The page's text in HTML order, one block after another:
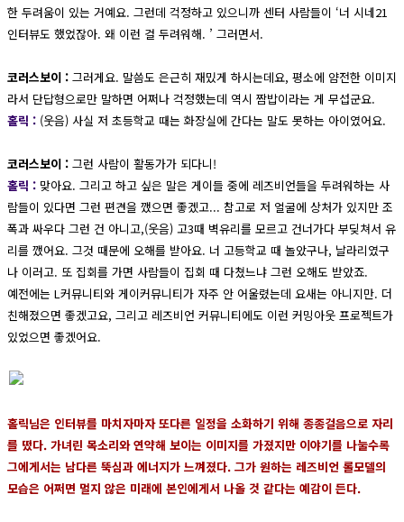
한 두려움이 있는 거예요. 그런데 걱정하고 있으니까 센터 사람들이 ‘너 시네21
인터뷰도 했었잖아. 왜 이런 걸 두려워해. ’ 그러면서.
코러스보이 : 그러게요. 말씀도 은근히 재밌게 하시는데요, 평소에 얌전한 이미지
라서 단답형으로만 말하면 어쩌나 걱정했는데 역시 짬밥이라는 게 무섭군요.
홀릭 : (웃음) 사실 저 초등학교 때는 화장실에 간다는 말도 못하는 아이였어요.
코러스보이 : 그런 사람이 활동가가 되다니!
홀릭 : 맞아요. 그리고 하고 싶은 말은 게이들 중에 레즈비언들을 두려워하는 사
람들이 있다면 그런 편견을 깼으면 좋겠고... 참고로 저 얼굴에 상처가 있지만 조
폭과 싸우다 그런 건 아니고,(웃음) 고3때 벽유리를 모르고 건너가다 부딪쳐서 유
리를 깼어요. 그것 때문에 오해를 받아요. 너 고등학교 때 놀았구나, 날라리였구
나 이러고. 또 집회를 가면 사람들이 집회 때 다쳤느냐 그런 오해도 받았죠.
예전에는 L커뮤니티와 게이커뮤니티가 자주 안 어울렸는데 요새는 아니지만. 더
친해졌으면 좋겠고요, 그리고 레즈비언 커뮤니티에도 이런 커밍아웃 프로젝트가
있었으면 좋겠어요.
홀릭님은 인터뷰를 마치자마자 또다른 일정을 소화하기 위해 종종걸음으로 자리
를 떴다. 가녀린 목소리와 연약해 보이는 이미지를 가졌지만 이야기를 나눌수록
그에게서는 남다른 뚝심과 에너지가 느껴졌다. 그가 원하는 레즈비언 롤모델의
모습은 어쩌면 멀지 않은 미래에 본인에게서 나올 것 같다는 예감이 든다.